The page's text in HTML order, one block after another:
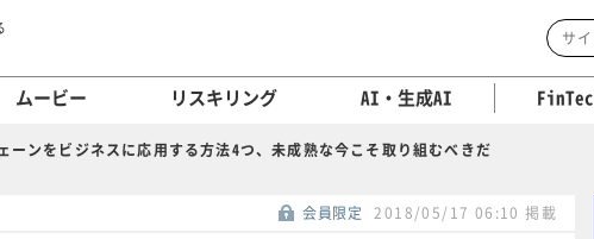
ムービー リスキリング AI・生成AI
ーンをビジネスに応用する方法4つ、未成熟な今こそ取り組むべきだ
会員限定 2018/05/17 06:10 掲載